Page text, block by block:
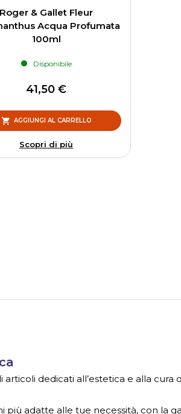
Roger & Gallet Fleur
Acqua Profumata
100ml
Disponibile
41,50 €
AGGIUNGI AL CARRELLO
Scopri di più
dedicati all’estetica e alla
adatte alle tue necessità, con la